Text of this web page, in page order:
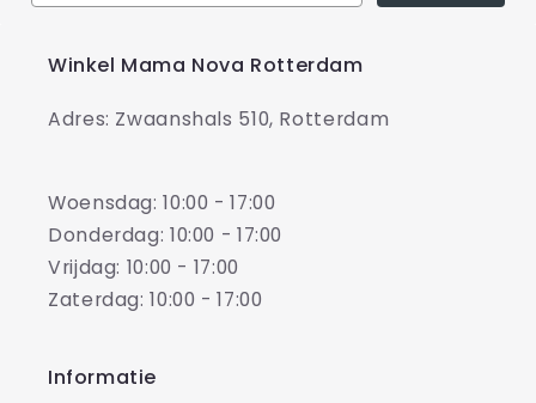
Winkel Mama Nova Rotterdam
Adres: Zwaanshals 510, Rotterdam
Woensdag: 10:00 - 17:00
Donderdag: 10:00 - 17:00
Vrijdag: 10:00 - 17:00
Zaterdag: 10:00 - 17:00
Informatie